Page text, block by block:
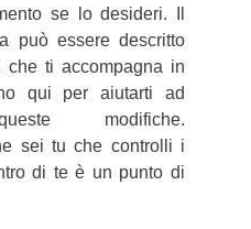
se lo desideri. Il
può essere descritto
che ti accompagna in
qui per aiutarti ad
modifiche.
sei tu che controlli i
di te è un punto di